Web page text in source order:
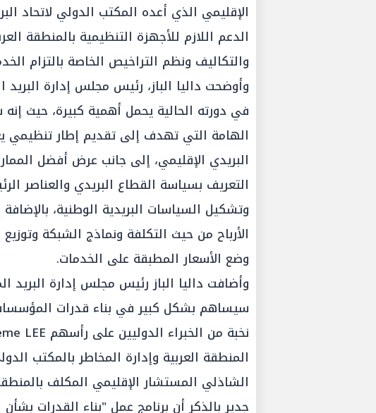
الإقليمي الذي أعده المكتب الدولي لاتحاد
الدعم اللازم للأجهزة التنظيمية بالمنطقة
والتكاليف ونظم التراخيص الخاصة بالتزام
وأوضحت داليا الباز، رئيس مجلس إدارة البريد
في دورته الحالية يحمل أهمية كبيرة، حيث
الهامة التي تهدف إلى تقديم إطار
البريدي الإقليمي، إلى جانب عرض أفضل
التعريف بسياسة القطاع البريدي والعناصر
وتشكيل السياسات البريدية الوطنية،
الأرباح من حيث التكلفة ونماذج الشبكة
وضع الأسعار المطبقة على الخدمات.
وأضافت داليا الباز رئيس مجلس إدارة البريد
سيساهم بشكل كبير في بناء قدرات المؤسسات
المنطقة العربية وإدارة المخاطر بالمكتب
الشاذلي المستشار الإقليمي المكلف
جدير بالذكر أن برنامج عمل "بناء القدرات